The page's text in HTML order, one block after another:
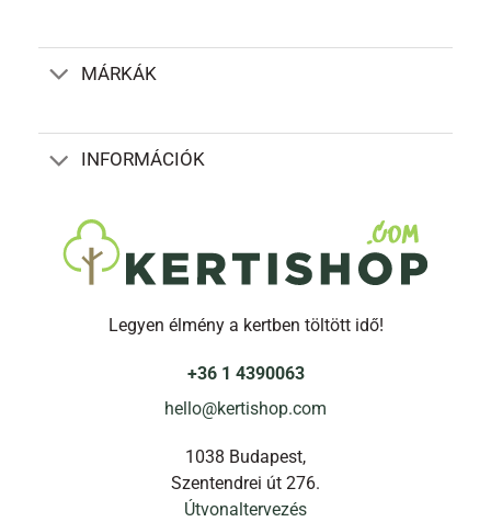
MÁRKÁK
INFORMÁCIÓK
Legyen élmény a kertben töltött idő!
+36 1 4390063
hello@kertishop.com
1038 Budapest,
Szentendrei út 276.
Útvonaltervezés